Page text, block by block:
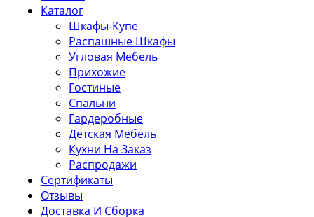
Каталог
Шкафы-Купе
Распашные Шкафы
Угловая Мебель
Прихожие
Гостиные
Спальни
Гардеробные
Детская Мебель
Кухни На Заказ
Распродажи
Сертификаты
Отзывы
Доставка И Сборка